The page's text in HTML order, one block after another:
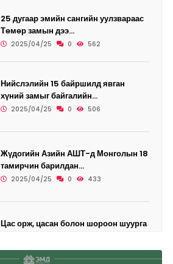
25 дугаар эмийн сангийн уулзвараас
Төмөр замын дээ...
2025/04/25 0 562
Нийслэлийн 15 байршилд явган
хүний замыг байгалийн...
2025/04/25 0 506
Жүдогийн Азийн АШТ-д Монголын 18
тамирчин барилдан...
2025/04/25 0 433
Цас орж, цасан болон шороон шуурга
2025/04/25 0 455